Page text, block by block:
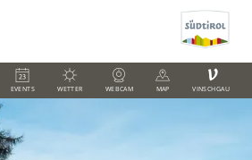
EVENTS WETTER WEBCAM MAP
V
VINSCHGAU